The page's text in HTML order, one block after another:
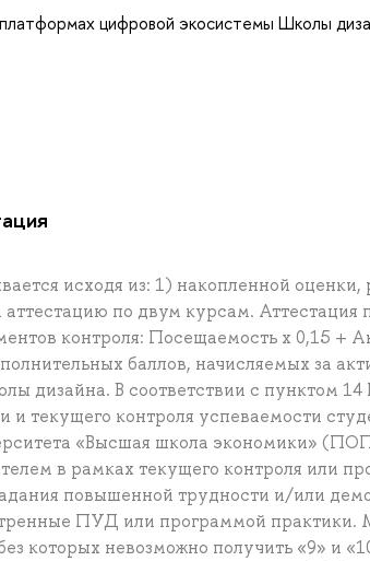
цифровой экосистемы Школы
исходя из: 1) накопленной
аттестацию по двум курсам. Аттестация
контроля: Посещаемость x 0,15 +
баллов, начисляемых за
дизайна. В соответствии с пунктом
и текущего контроля успеваемости
«Высшая школа экономики»
в рамках текущего контроля или
повышенной трудности и/или
ПУД или программой практики.
которых невозможно получить «9» и